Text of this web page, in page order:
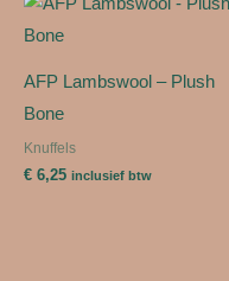
AFP Lambswool – Plush
Bone
Knuffels
€ 6,25 inclusief btw